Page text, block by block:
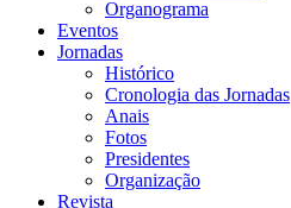
Organograma
Eventos
Jornadas
Histórico
Cronologia das Jornadas
Anais
Fotos
Presidentes
Organização
Revista